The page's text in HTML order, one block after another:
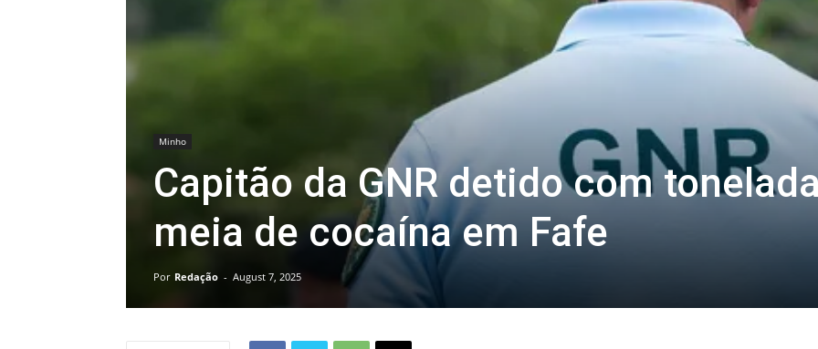
Minho
Capitão da GNR detido com
meia de cocaína em Fafe
Por Redação - August 7, 2025